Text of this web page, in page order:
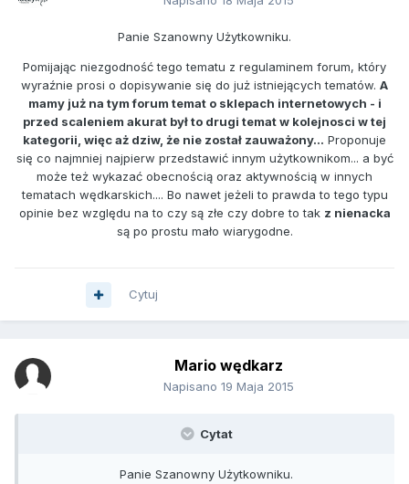
Panie Szanowny Użytkowniku.
Pomijając niezgodność tego tematu z regulaminem forum, który
wyraźnie prosi o dopisywanie się do już istniejących tematów. A
mamy już na tym forum temat o sklepach internetowych - i
przed scaleniem akurat był to drugi temat w kolejnosci w tej
kategorii, więc aż dziw, że nie został zauważony... Proponuje
się co najmniej najpierw przedstawić innym użytkownikom... a być
może też wykazać obecnością oraz aktywnością w innych
tematach wędkarskich.... Bo nawet jeżeli to prawda to tego typu
opinie bez względu na to czy są złe czy dobre to tak z nienacka
są po prostu mało wiarygodne.
Cytuj
Mario wędkarz
Napisano 19 Maja 2015
Cytat
Panie Szanowny Użytkowniku.